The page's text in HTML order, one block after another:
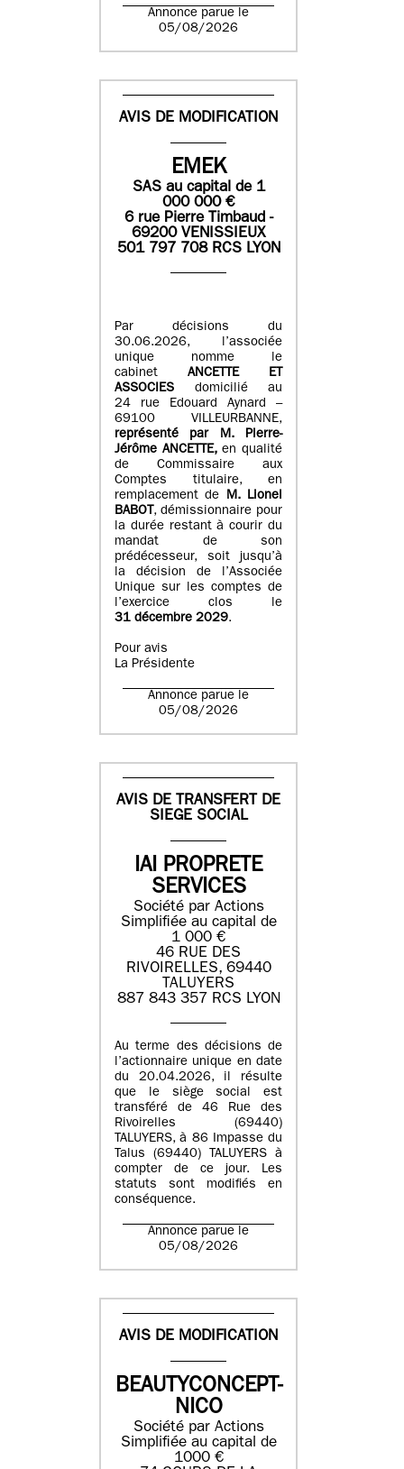
Annonce parue le
05/08/2026
AVIS DE MODIFICATION
EMEK
SASau capital de 1
000 000€
6 rue Pierre Timbaud -
69200 VENISSIEUX
501 797 708 RCS LYON
Par décisions du
30.06.2026, l’associée
unique nomme le
cabinet ANCETTE ET
ASSOCIES
domicilié au
24 rue Edouard Aynard –
69100 VILLEURBANNE,
représenté par M.Pierre-
Jérôme ANCETTE, en qualité
de Commissaire aux
Comptes titulaire, en
remplacement de M.Lionel
BABOT, démissionnaire pour
la durée restant à courir du
mandat de son
prédécesseur, soit jusqu’à
la décision de l’Associée
Unique sur les comptes de
l’exercice clos le
31 décembre 2029.
Pour avis
La Présidente
Annonce parue le
05/08/2026
AVIS DE TRANSFERT DE
SIEGE SOCIAL
IAI PROPRETE
SERVICES
Société par Actions
Simplifiée au capital de
1 000 €
46 RUE DES
RIVOIRELLES, 69440
TALUYERS
887 843 357 RCS LYON
Au terme des décisions de
l’actionnaire unique en date
du 20.04.2026, il résulte
que le siège social est
transféré de 46 Rue des
Rivoirelles (69440)
TALUYERS, à 86 Impasse du
Talus (69440) TALUYERS à
compter de ce jour. Les
statuts sont modifiés en
conséquence.
Annonce parue le
05/08/2026
AVIS DE MODIFICATION
BEAUTYCONCEPT-
NICO
Société par Actions
Simplifiée au capital de
1000 €